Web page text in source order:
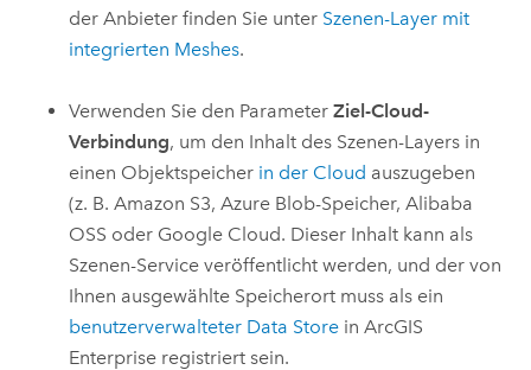
der Anbieter finden Sie unter Szenen-Layer mit
integrierten Meshes.
Verwenden Sie den ParameterZiel-Cloud-
Verbindung, um den Inhalt des Szenen-Layers in
einen Objektspeicher in der Cloud auszugeben
(z. B.Amazon S3,Azure Blob-Speicher,Alibaba
OSS oder Google Cloud. Dieser Inhalt kann als
Szenen-Service veröffentlicht werden, und der von
Ihnen ausgewählte Speicherort muss als ein
benutzerverwalteter Data Store inArcGIS
Enterprise registriert sein.